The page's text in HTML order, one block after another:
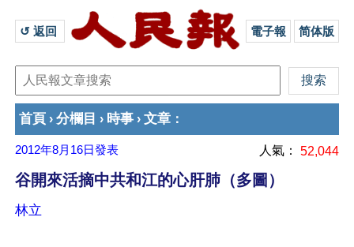
↺ 返回 電子報 简体版
首頁 › 分欄目 › 時事 › 文章 ：
2012年8月16日發表 人氣： 52,044
谷開來活摘中共和江的心肝肺（多圖）
林立